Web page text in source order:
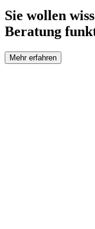
Sie wollen
Beratung
Mehr erfahren